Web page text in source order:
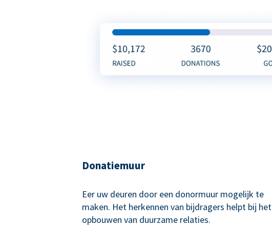
Donatiemuur
Eer uw deuren door een donormuur mogelijk te
maken. Het herkennen van bijdragers helpt bij het
opbouwen van duurzame relaties.